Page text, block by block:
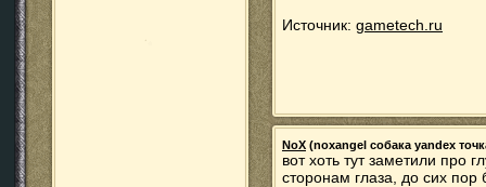
Источник: gametech.ru
NoX (noxangel собака yandex
вот хоть тут заметили про
сторонам глаза, до сих пор